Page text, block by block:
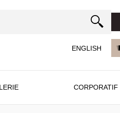
ENGLISH
CORPORATIF